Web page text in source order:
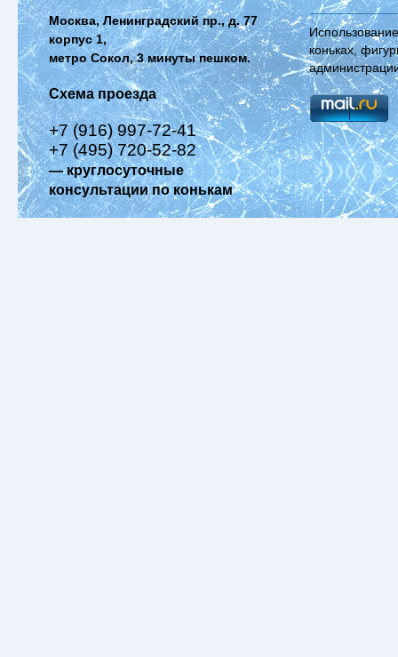
Москва, Ленинградский пр., д. 77
корпус 1,
метро Сокол, 3 минуты пешком.
Схема проезда
+7 (916) 997-72-41
+7 (495) 720-52-82
— круглосуточные
консультации по конькам
коньках,